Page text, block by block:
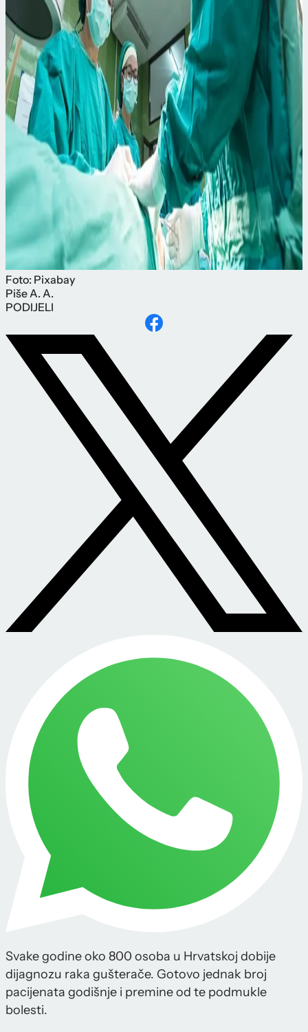
Foto: Pixabay
PišeA. A.
PODIJELI
Svake godine oko 800 osoba u Hrvatskoj dobije
dijagnozu raka gušterače. Gotovo jednak broj
pacijenata godišnje i premine od te podmukle
bolesti.